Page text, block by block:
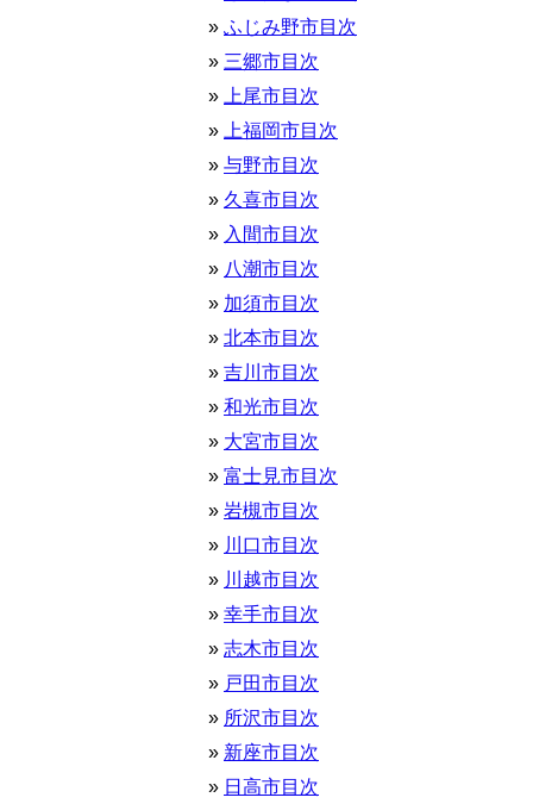
ふじみ野市目次
三郷市目次
上尾市目次
上福岡市目次
与野市目次
久喜市目次
入間市目次
八潮市目次
加須市目次
北本市目次
吉川市目次
和光市目次
大宮市目次
富士見市目次
岩槻市目次
川口市目次
川越市目次
幸手市目次
志木市目次
戸田市目次
所沢市目次
新座市目次
日高市目次